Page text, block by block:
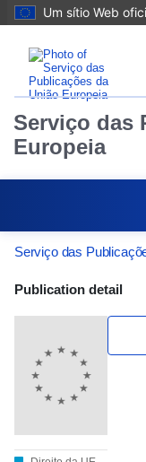
Um sítio Web
Serviço das
Europeia
Serviço das
Publication
Publication detail